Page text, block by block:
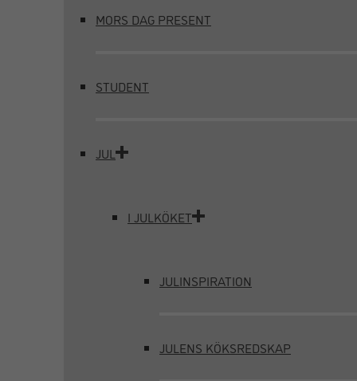
MORS DAG PRESENT
STUDENT
JUL
I JULKÖKET
JULINSPIRATION
JULENS KÖKSREDSKAP